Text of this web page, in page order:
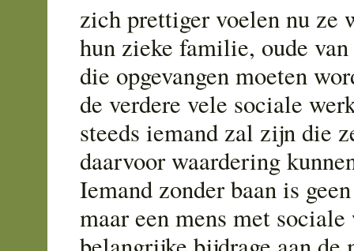
zich prettiger voelen nu ze
hun zieke familie, oude
die opgevangen moeten
de verdere vele sociale
steeds iemand zal zijn die
daarvoor waardering
Iemand zonder baan is
maar een mens met